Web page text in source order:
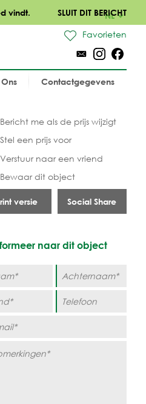
vindt. SLUIT DIT BERICHT
NL
Favorieten
Contactgegevens
Bericht me als de prijs wijzigt
Stel een prijs voor
Verstuur naar een vriend
Bewaar dit object
versie Social Share
naar dit object